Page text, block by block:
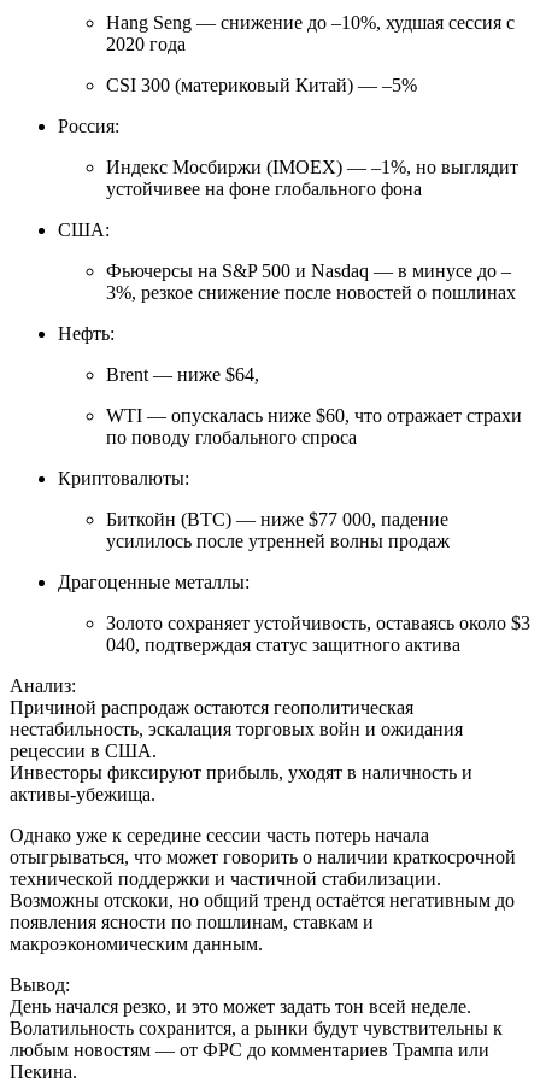
Hang Seng — снижение до –10%, худшая сессия с
2020 года
CSI 300 (материковый Китай) — –5%
Россия:
Индекс Мосбиржи (IMOEX) — –1%, но выглядит
устойчивее на фоне глобального фона
США:
Фьючерсы на S&P 500 и Nasdaq — в минусе до –
3%, резкое снижение после новостей о пошлинах
Нефть:
Brent — ниже $64,
WTI — опускалась ниже $60, что отражает страхи
по поводу глобального спроса
Криптовалюты:
Биткойн (BTC) — ниже $77 000, падение
усилилось после утренней волны продаж
Драгоценные металлы:
Золото сохраняет устойчивость, оставаясь около $3
040, подтверждая статус защитного актива
Анализ:
Причиной распродаж остаются геополитическая
нестабильность, эскалация торговых войн и ожидания
рецессии в США.
Инвесторы фиксируют прибыль, уходят в наличность и
активы-убежища.
Однако уже к середине сессии часть потерь начала
отыгрываться, что может говорить о наличии краткосрочной
технической поддержки и частичной стабилизации.
Возможны отскоки, но общий тренд остаётся негативным до
появления ясности по пошлинам, ставкам и
макроэкономическим данным.
Вывод:
День начался резко, и это может задать тон всей неделе.
Волатильность сохранится, а рынки будут чувствительны к
любым новостям — от ФРС до комментариев Трампа или
Пекина.